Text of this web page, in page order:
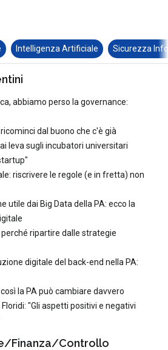
Intelligenza Artificiale Sicurezza
abbiamo perso la governance:
dal buono che c'è già
leva sugli incubatori universitari
riscrivere le regole (e in fretta) non
utile dai Big Data della PA: ecco la
ripartire dalle strategie
digitale del back-end nella PA:
la PA può cambiare davvero
"Gli aspetti positivi e negativi
Finanza/Controllo